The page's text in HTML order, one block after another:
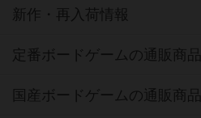
新作・再入荷情報
定番ボードゲームの通販商品
国産ボードゲームの通販商品